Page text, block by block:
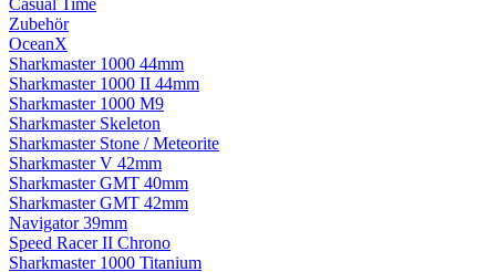
Casual Time
Zubehör
OceanX
Sharkmaster 1000 44mm
Sharkmaster 1000 II 44mm
Sharkmaster 1000 M9
Sharkmaster Skeleton
Sharkmaster Stone / Meteorite
Sharkmaster V 42mm
Sharkmaster GMT 40mm
Sharkmaster GMT 42mm
Navigator 39mm
Speed Racer II Chrono
Sharkmaster 1000 Titanium